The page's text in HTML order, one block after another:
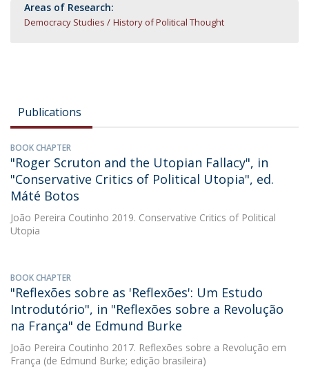
Areas of Research:
Democracy Studies History of Political Thought
Publications
BOOK CHAPTER
"Roger Scruton and the Utopian Fallacy", in
"Conservative Critics of Political Utopia", ed.
Máté Botos
João Pereira Coutinho 2019. Conservative Critics of Political
Utopia
BOOK CHAPTER
"Reflexões sobre as 'Reflexões': Um Estudo
Introdutório", in "Reflexões sobre a Revolução
na França" de Edmund Burke
João Pereira Coutinho 2017. Reflexões sobre a Revolução em
França (de Edmund Burke; edição brasileira)